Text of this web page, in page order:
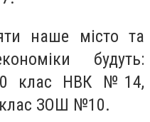
наше місто та
будуть:
клас НВК №14,
клас ЗОШ №10.